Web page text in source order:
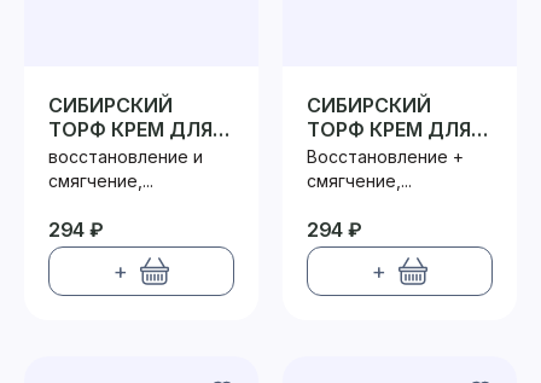
СИБИРСКИЙ
ТОРФ КРЕМ ДЛЯ
ЛИЦА ДНЕВНОЙ
восстановление и
смягчение,...
294 ₽
+
СИБИРСКИЙ
ТОРФ КРЕМ ДЛЯ
ЛИЦА НОЧНОЙ
Восстановление +
смягчение,...
294 ₽
+